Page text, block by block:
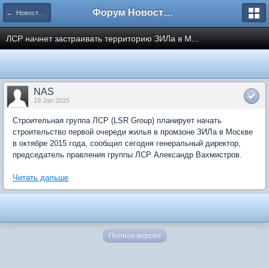
← Новости рынка недвижимости Форум Новостройки
ЛСР начнет застраивать территорию ЗИЛа в М...
NAS
19 Jan 2015
Строительная группа ЛСР (LSR Group) планирует начать
строительство первой очереди жилья в промзоне ЗИЛа в Москве
в октябре 2015 года, сообщил сегодня генеральный директор,
председатель правления группы ЛСР Александр Вахмистров.
Читать дальше
Полная версия